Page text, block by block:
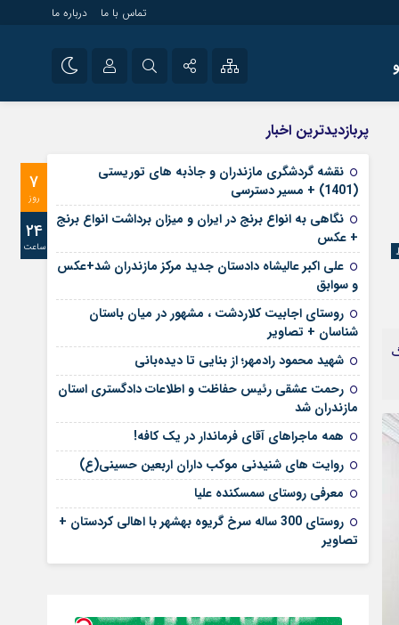
تماس با ما درباره ما
آپارات
رمز عبور
مرا به خاطر بسپار
راه اندازی سایت و
سایت های خبری و
پربازدیدترین اخبار
7
روز
24
ساعت
نقشه گردشگری مازندران و جاذبه های توریستی
(1401) + مسیر دسترسی
نگاهی به انواع برنج در ایران و میزان برداشت انواع برنج
+ عکس
علی‌ اکبر عالیشاه دادستان جدید مرکز مازندران شد+عکس
و سوابق
روستای اجابیت کلاردشت ، مشهور در میان باستان
شناسان + تصاویر
شهید محمود رادمهر؛ از بنایی تا دیده‌بانی
رحمت عشقی رئیس حفاظت و اطلاعات دادگستری استان
مازندران شد
همه ماجراهای آقای فرماندار در یک کافه!
روایت های شنیدنی موکب داران اربعین حسینی(ع)
معرفی روستای سمسکنده علیا
روستای 300 ساله سرخ ‌گریوه بهشهر با اهالی کردستان +
تصاویر